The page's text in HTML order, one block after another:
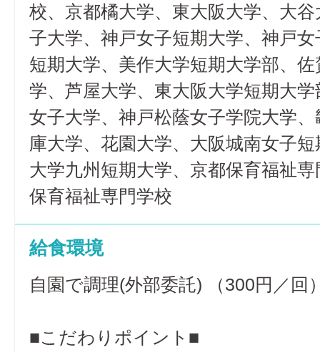
校、京都橘大学、東大阪大学、大
子大学、神戸女子短期大学、神戸
短期大学、美作大学短期大学部、
学、芦屋大学、東大阪大学短期大
女子大学、神戸松蔭女子学院大学
庫大学、花園大学、大阪城南女子
大学九州短期大学、京都保育福祉
保育福祉専門学校
給食環境
自園で調理(外部委託) （300円／回
■こだわりポイント■